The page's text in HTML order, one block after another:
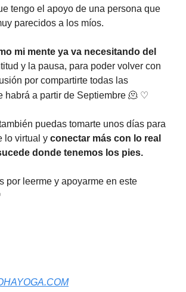
tengo el apoyo de una persona que
parecidos a los míos.
mi mente ya va necesitando del
y la pausa, para poder volver con
por compartirte todas las
habrá a partir de Septiembre 🫠 ♡
puedas tomarte unos días para
lo virtual y conectar más con lo real
donde tenemos los pies.
por leerme y apoyarme en este